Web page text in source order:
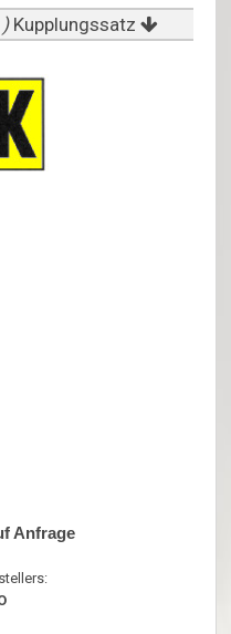
)Kupplungssatz
Anfrage